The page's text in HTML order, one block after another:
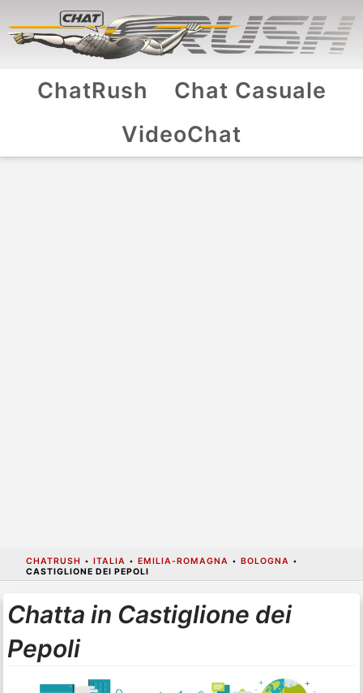
ChatRush
Chat Casuale
VideoChat
CHATRUSH • ITALIA • EMILIA-ROMAGNA • BOLOGNA •
CASTIGLIONE DEI PEPOLI
Chatta in Castiglione dei
Pepoli